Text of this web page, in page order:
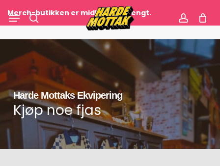
content
search account
Menu
Merch-butikken er midlertidig stengt.
Harde Mottaks Ekvipering
Kjøp noe fjas
Close